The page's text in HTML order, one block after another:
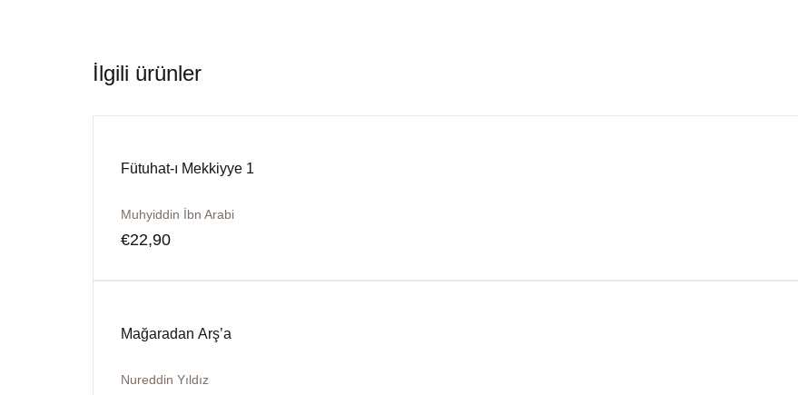
İlgili ürünler
Fütuhat-ı Mekkiyye 1
Muhyiddin İbn Arabi
€22,90
Mağaradan Arş’a
Nureddin Yıldız